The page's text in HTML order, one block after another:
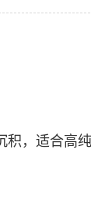
积，适合高